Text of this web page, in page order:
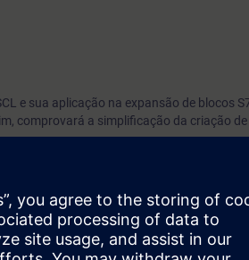
e sua aplicação na expansão de blocos
comprovará a simplificação da criação de
cursos ST-SERV2 ou ST-PRO1.